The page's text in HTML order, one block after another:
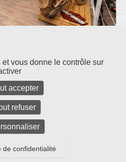
vous donne le contrôle sur
accepter
refuser
de confidentialité